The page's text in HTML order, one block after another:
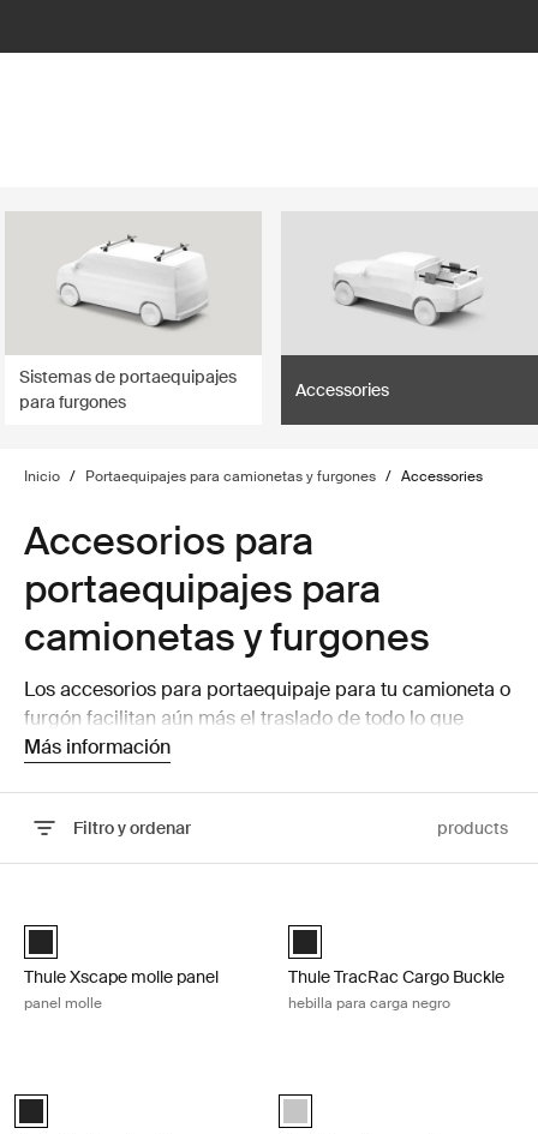
Sistemas de portaequipajes
para furgones
Accessories
Inicio / Portaequipajes para camionetas y furgones / Accessories
Accesorios para
portaequipajes para
camionetas y furgones
Los accesorios para portaequipaje para tu camioneta o
furgón facilitan aún más el traslado de todo lo que
necesitas llevar contigo.
Más información
Filtro y ordenar products
Black (selected)
Thule Xscape molle panel
panel molle
Black (selected)
Thule TracRac Cargo Buckle
hebilla para carga negro
Black (selected) Thule TracRac cantilever